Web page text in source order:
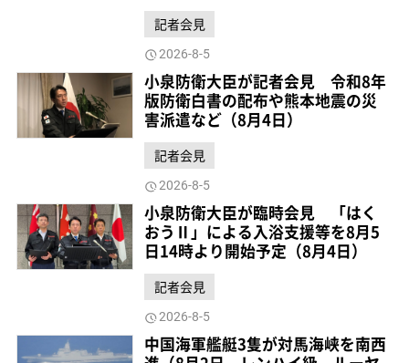
記者会見
2026-8-5
小泉防衛大臣が記者会見 令和8年
版防衛白書の配布や熊本地震の災
害派遣など（8月4日）
記者会見
2026-8-5
小泉防衛大臣が臨時会見 「はく
おうⅡ」による入浴支援等を8月5
日14時より開始予定（8月4日）
記者会見
2026-8-5
中国海軍艦艇3隻が対馬海峡を南西